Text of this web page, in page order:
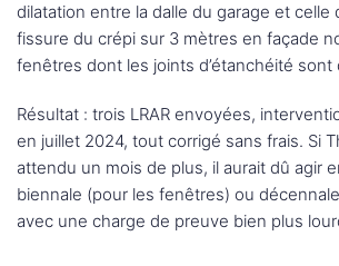
dilatation entre la dalle du garage et celle
fissure du crépi sur 3 mètres en façade
fenêtres dont les joints d’étanchéité
Résultat : trois LRAR envoyées,
en juillet 2024, tout corrigé sans frais. Si
attendu un mois de plus, il aurait dû agir
biennale (pour les fenêtres) ou
avec une charge de preuve bien plus